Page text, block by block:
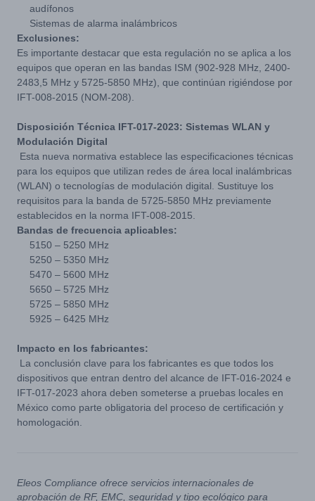
audífonos
Sistemas de alarma inalámbricos
Exclusiones:
Es importante destacar que esta regulación no se aplica a los
equipos que operan en las bandas ISM (902-928 MHz, 2400-
2483,5 MHz y 5725-5850 MHz), que continúan rigiéndose por
IFT-008-2015 (NOM-208).
Disposición Técnica IFT-017-2023: Sistemas WLAN y
Modulación Digital
Esta nueva normativa establece las especificaciones técnicas
para los equipos que utilizan redes de área local inalámbricas
(WLAN) o tecnologías de modulación digital. Sustituye los
requisitos para la banda de 5725-5850 MHz previamente
establecidos en la norma IFT-008-2015.
Bandas de frecuencia aplicables:
5150 – 5250 MHz
5250 – 5350 MHz
5470 – 5600 MHz
5650 – 5725 MHz
5725 – 5850 MHz
5925 – 6425 MHz
Impacto en los fabricantes:
La conclusión clave para los fabricantes es que todos los
dispositivos que entran dentro del alcance de IFT-016-2024 e
IFT-017-2023 ahora deben someterse a pruebas locales en
México como parte obligatoria del proceso de certificación y
homologación.
Eleos Compliance ofrece servicios internacionales de
aprobación de RF, EMC, seguridad y tipo ecológico para